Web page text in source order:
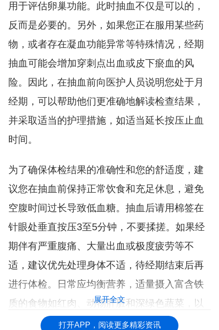
用于评估卵巢功能。此时抽血不仅是可以的，
反而是必要的。另外，如果您正在服用某些药
物，或者存在凝血功能异常等特殊情况，经期
抽血可能会增加穿刺点出血或皮下瘀血的风
险。因此，在抽血前向医护人员说明您处于月
经期，可以帮助他们更准确地解读检查结果，
并采取适当的护理措施，如适当延长按压止血
时间。
为了确保体检结果的准确性和您的舒适度，建
议您在抽血前保持正常饮食和充足休息，避免
空腹时间过长导致低血糖。抽血后请用棉签在
针眼处垂直按压3至5分钟，不要揉搓。如果经
期伴有严重腹痛、大量出血或极度疲劳等不
适，建议优先处理身体不适，待经期结束后再
进行体检。日常应均衡营养，适量摄入富含铁
质的食物如红肉、动物肝脏和深绿色蔬菜，以
维持良好的身体状态。
展开全文
打开APP，阅读更多精彩资讯